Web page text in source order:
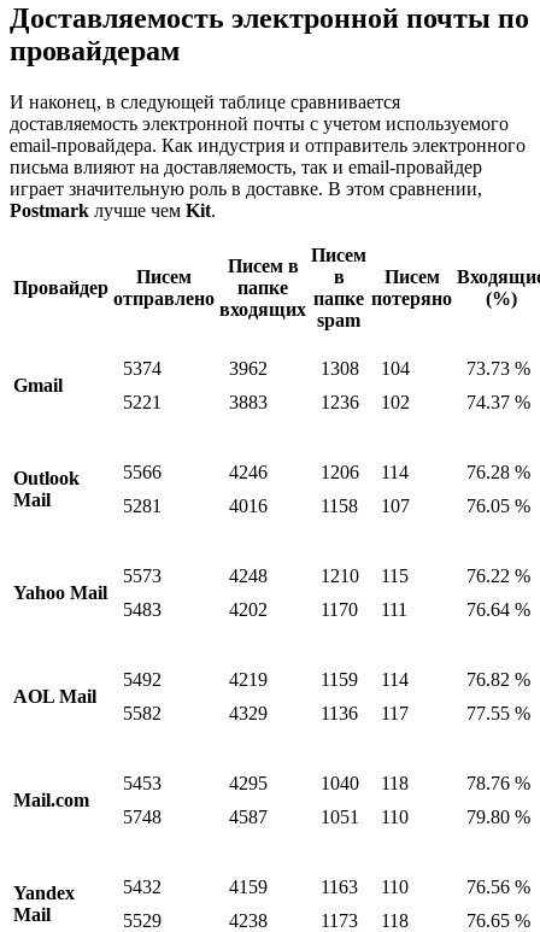
Доставляемость электронной почты по
провайдерам
И наконец, в следующей таблице сравнивается
доставляемость электронной почты с учетом используемого
email-провайдера. Как индустрия и отправитель электронного
письма влияют на доставляемость, так и email-провайдер
играет значительную роль в доставке. В этом сравнении,
Postmark лучше чем Kit.
Провайдер
Писем
отправлено
Писем в
папке
входящих
Писем
в
папке
spam
Писем
потеряно
(%)
Gmail
5374
5221
3962
3883
1308
1236
104
102
73.73 %
74.37 %
Outlook
Mail
5566
5281
4246
4016
1206
1158
114
107
76.28 %
76.05 %
Yahoo Mail
5573
5483
4248
4202
1210
1170
115
111
76.22 %
76.64 %
AOL Mail
5492
5582
4219
4329
1159
1136
114
117
76.82 %
77.55 %
Mail.com
5453
5748
4295
4587
1040
1051
118
110
78.76 %
79.80 %
Yandex
Mail
5432
5529
4159
4238
1163
1173
110
118
76.56 %
76.65 %